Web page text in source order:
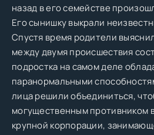
назад в его семействе
Его сынишку выкрали
Спустя время родители
между двумя происшествия
подростка на самом деле
паранормальными
лица решили объединиться,
могущественным противником
крупной корпорации,